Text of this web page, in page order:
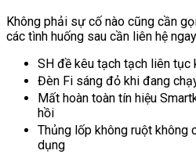
Không phải sự cố nào cũng cần
các tình huống sau cần liên hệ
SH đề kêu tạch tạch liên tục
Đèn Fi sáng đỏ khi đang
Mất hoàn toàn tín hiệu
hồi
Thủng lốp không ruột không
dụng